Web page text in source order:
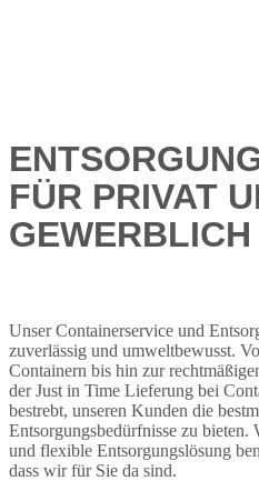
FÜR PRIVAT
GEWERBLICH
Unser Containerservice und
zuverlässig und umweltbewusst.
Containern bis hin zur
der Just in Time Lieferung bei
bestrebt, unseren Kunden die
Entsorgungsbedürfnisse zu bieten.
und flexible Entsorgungslösung
dass wir für Sie da sind.